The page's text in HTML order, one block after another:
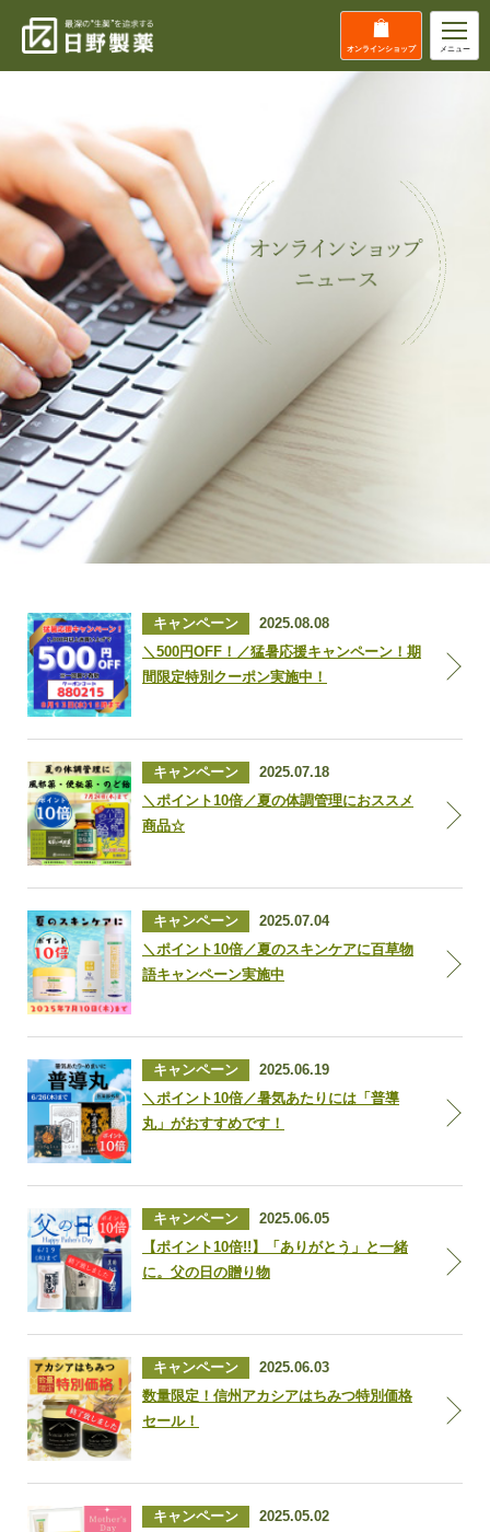
オンラインショップ メニュー
キャンペーン
2025.08.08
＼500円OFF！／猛暑応援キャンペーン！期
間限定特別クーポン実施中！
キャンペーン
2025.07.18
＼ポイント10倍／夏の体調管理におススメ
商品☆
キャンペーン
2025.07.04
＼ポイント10倍／夏のスキンケアに百草物
語キャンペーン実施中
キャンペーン
2025.06.19
＼ポイント10倍／暑気あたりには「普導
丸」がおすすめです！
キャンペーン
2025.06.05
【ポイント10倍!!】「ありがとう」と一緒
に。父の日の贈り物
キャンペーン
2025.06.03
数量限定！信州アカシアはちみつ特別価格
セール！
キャンペーン
2025.05.02